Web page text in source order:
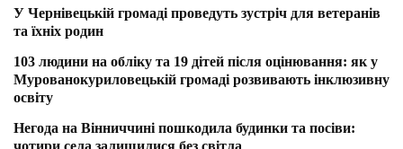
У Чернівецькій громаді проведуть зустріч для ветеранів
та їхніх родин
103 людини на обліку та 19 дітей після оцінювання: як у
Мурованокуриловецькій громаді розвивають інклюзивну
освіту
Негода на Вінниччині пошкодила будинки та посіви: